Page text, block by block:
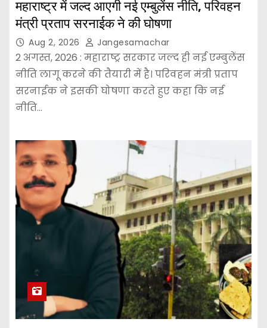
महाराष्ट्र में जल्द आएगी नई एम्बुलेंस नीति, परिवहन
मंत्री प्रताप सरनाईक ने की घोषणा
Aug 2, 2026 Jangesamachar
2 अगस्त, 2026 : महाराष्ट्र सरकार जल्द ही नई एम्बुलेंस
नीति लागू करने की तैयारी में है। परिवहन मंत्री प्रताप
सरनाईक ने इसकी घोषणा करते हुए कहा कि नई
नीति…